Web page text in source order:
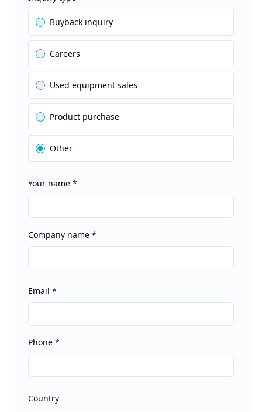
Buyback inquiry
Careers
Used equipment sales
Product purchase
Other
Your name *
Company name *
Email *
Phone *
Country